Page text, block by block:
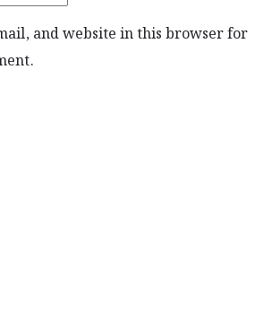
and website in this browser for